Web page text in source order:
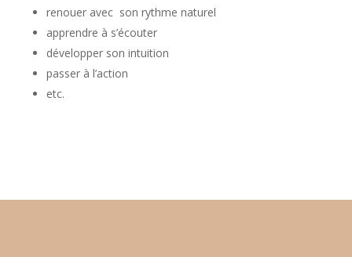
renouer avec son rythme naturel
apprendre à s’écouter
développer son intuition
passer à l’action
etc.